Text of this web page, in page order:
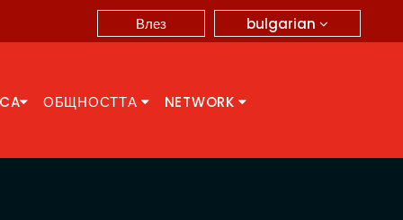
bulgarian
Влез
ОБЩНОСТТА NETWORK